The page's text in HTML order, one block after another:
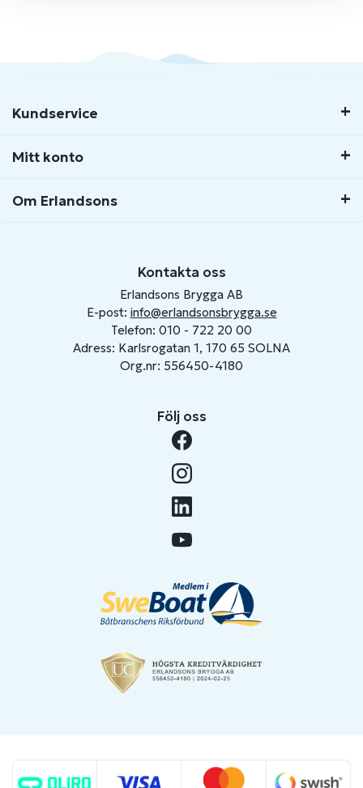
Kundservice
Mitt konto
Om Erlandsons
Kontakta oss
Erlandsons Brygga AB
E-post: info@erlandsonsbrygga.se
Telefon: 010 - 722 20 00
Adress: Karlsrogatan 1, 170 65 SOLNA
Org.nr: 556450-4180
Följ oss